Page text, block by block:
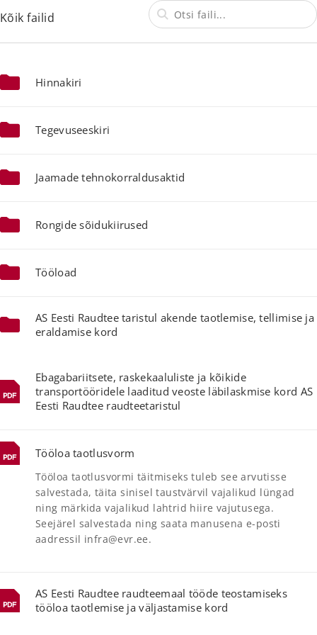
Kõik failid
Hinnakiri
Tegevuseeskiri
Jaamade tehnokorraldusaktid
Rongide sõidukiirused
Tööload
AS Eesti Raudtee taristul akende taotlemise, tellimise ja
eraldamise kord
Ebagabariitsete, raskekaaluliste ja kõikide
transportööridele laaditud veoste läbilaskmise kord AS
Eesti Raudtee raudteetaristul
Tööloa taotlusvorm
Tööloa taotlusvormi täitmiseks tuleb see arvutisse
salvestada, täita sinisel taustvärvil vajalikud lüngad
ning märkida vajalikud lahtrid hiire vajutusega.
Seejärel salvestada ning saata manusena e-posti
aadressil infra@evr.ee.
AS Eesti Raudtee raudteemaal tööde teostamiseks
tööloa taotlemise ja väljastamise kord